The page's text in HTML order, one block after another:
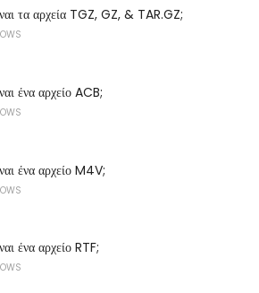
τα αρχεία TGZ, GZ, & TAR.GZ;
ένα αρχείο ACB;
ένα αρχείο M4V;
ένα αρχείο RTF;